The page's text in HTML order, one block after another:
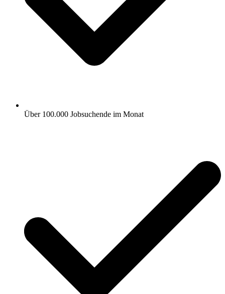
Über 100.000 Jobsuchende im Monat